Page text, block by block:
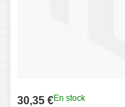
30,35 €En stock